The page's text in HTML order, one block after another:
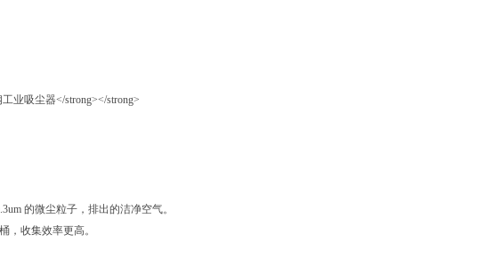
的微尘粒子，排出的洁净空气。
，收集效率更高。